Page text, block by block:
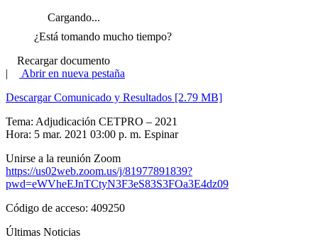
Cargando...
¿Está tomando mucho tiempo?
Recargar documento
|
Abrir en nueva pestaña
Descargar Comunicado y Resultados [2.79 MB]
Tema: Adjudicación CETPRO – 2021
Hora: 5 mar. 2021 03:00 p. m. Espinar
Unirse a la reunión Zoom
https://us02web.zoom.us/j/81977891839?
pwd=eWVheEJnTCtyN3F3eS83S3FOa3E4dz09
Código de acceso: 409250
Últimas Noticias